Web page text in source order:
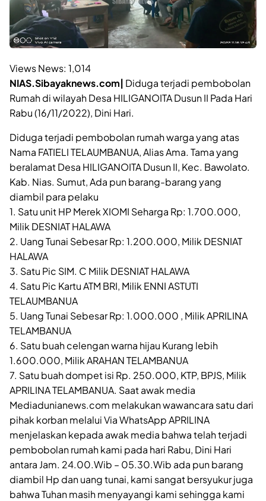
Views News: 1,014
NIAS.Sibayaknews.com| Diduga terjadi pembobolan
Rumah di wilayah Desa HILIGANOITA Dusun II Pada Hari
Rabu (16/11/2022), Dini Hari.
Diduga terjadi pembobolan rumah warga yang atas
Nama FATIELI TELAUMBANUA, Alias Ama. Tama yang
beralamat Desa HILIGANOITA Dusun II, Kec. Bawolato.
Kab. Nias. Sumut, Ada pun barang-barang yang
diambil para pelaku
1. Satu unit HP Merek XIOMI Seharga Rp: 1.700.000,
Milik DESNIAT HALAWA
2. Uang Tunai Sebesar Rp: 1.200.000, Milik DESNIAT
HALAWA
3. Satu Pic SIM. C Milik DESNIAT HALAWA
4. Satu Pic Kartu ATM BRI, Milik ENNI ASTUTI
TELAUMBANUA
5. Uang Tunai Sebesar Rp: 1.000.000 , Milik APRILINA
TELAMBANUA
6. Satu buah celengan warna hijau Kurang lebih
1.600.000, Milik ARAHAN TELAMBANUA
7. Satu buah dompet isi Rp. 250.000, KTP, BPJS, Milik
APRILINA TELAMBANUA. Saat awak media
Mediadunianews.com melakukan wawancara satu dari
pihak korban melalui Via WhatsApp APRILINA
menjelaskan kepada awak media bahwa telah terjadi
pembobolan rumah kami pada hari Rabu, Dini Hari
antara Jam. 24.00.Wib – 05.30.Wib ada pun barang
diambil Hp dan uang tunai, kami sangat bersyukur juga
bahwa Tuhan masih menyayangi kami sehingga kami